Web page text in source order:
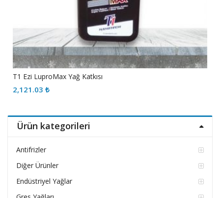
T1 Ezi LuproMax Yağ Katkısı
2,121.03 ₺
Ürün kategorileri
Antifrizler
Diğer Ürünler
Endüstriyel Yağlar